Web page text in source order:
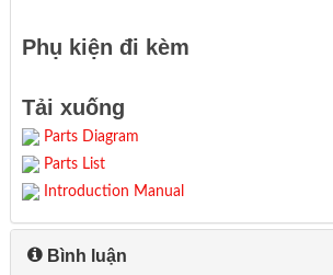
Phụ kiện đi kèm
Tải xuống
Parts Diagram
Parts List
Introduction Manual
Bình luận